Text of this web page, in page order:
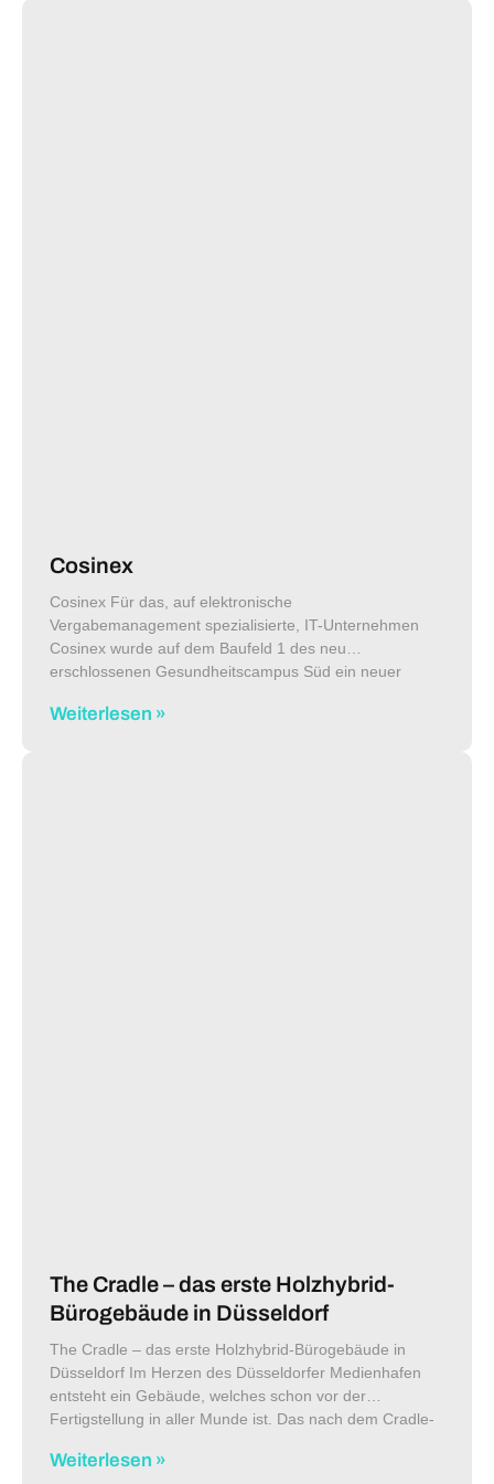
Cosinex
Cosinex Für das, auf elektronische
Vergabemanagement spezialisierte, IT-Unternehmen
Cosinex wurde auf dem Baufeld 1 des neu
erschlossenen Gesundheitscampus Süd ein neuer
Unternehmen aus den Bereichen der
Weiterlesen »
The Cradle – das erste Holzhybrid-
Bürogebäude in Düsseldorf
The Cradle – das erste Holzhybrid-Bürogebäude in
Düsseldorf Im Herzen des Düsseldorfer Medienhafen
entsteht ein Gebäude, welches schon vor der
Fertigstellung in aller Munde ist. Das nach dem Cradle-
mehrfach
Weiterlesen »